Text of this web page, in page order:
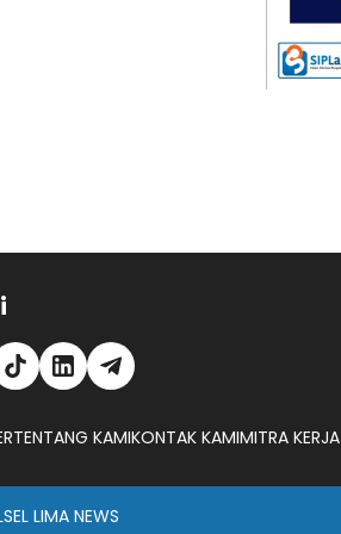
TENTANG KAMIKONTAK KAMIMITRA KERJA
LIMA NEWS